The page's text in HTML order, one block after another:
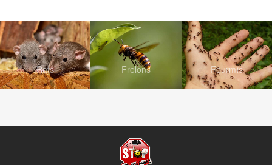
Rats Frelons Fourmis